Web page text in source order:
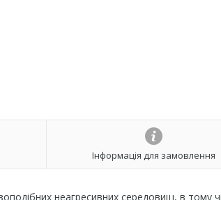
Інформація для замовлення
неагресивних середовищ, в тому